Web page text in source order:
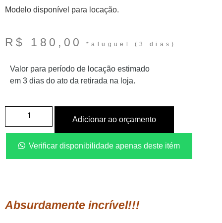
Modelo disponível para locação.
R$ 180,00
Valor para período de locação estimado
em 3 dias do ato da retirada na loja.
Adicionar ao orçamento
Verificar disponibilidade apenas deste itém
Absurdamente incrível!!!